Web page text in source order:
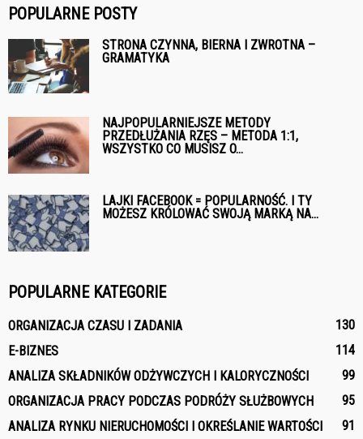
POPULARNE POSTY
STRONA CZYNNA, BIERNA I ZWROTNA –
GRAMATYKA
NAJPOPULARNIEJSZE METODY
PRZEDŁUŻANIA RZĘS – METODA 1:1,
WSZYSTKO CO MUSISZ O...
LAJKI FACEBOOK = POPULARNOŚĆ. I TY
MOŻESZ KRÓLOWAĆ SWOJĄ MARKĄ NA...
POPULARNE KATEGORIE
ORGANIZACJA CZASU I ZADANIA
130
E-BIZNES
114
ANALIZA SKŁADNIKÓW ODŻYWCZYCH I KALORYCZNOŚCI
99
ORGANIZACJA PRACY PODCZAS PODRÓŻY SŁUŻBOWYCH
95
ANALIZA RYNKU NIERUCHOMOŚCI I OKREŚLANIE WARTOŚCI
91